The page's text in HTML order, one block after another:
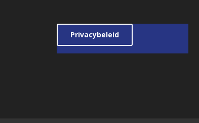
Privacybeleid